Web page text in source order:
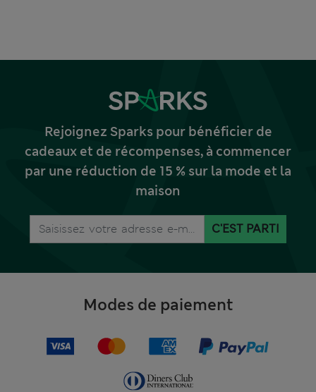
Rejoignez Sparks pour bénéficier de
cadeaux et de récompenses, à commencer
par une réduction de 15 % sur la mode et la
maison
C'EST PARTI
Modes de paiement